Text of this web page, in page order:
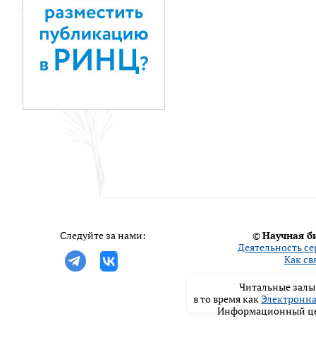
Следуйте за нами: ©Научная
Деятельность
Как
Читальные
в то время как
Информационный